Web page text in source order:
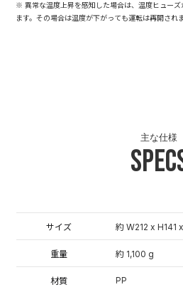
異常な温度上昇を感知した場合は、温度ヒュー
ます。その場合は温度が下がっても運転は再開され
主な仕様
サイズ 約 W212 x H141
重量 約 1,100 g
材質 PP